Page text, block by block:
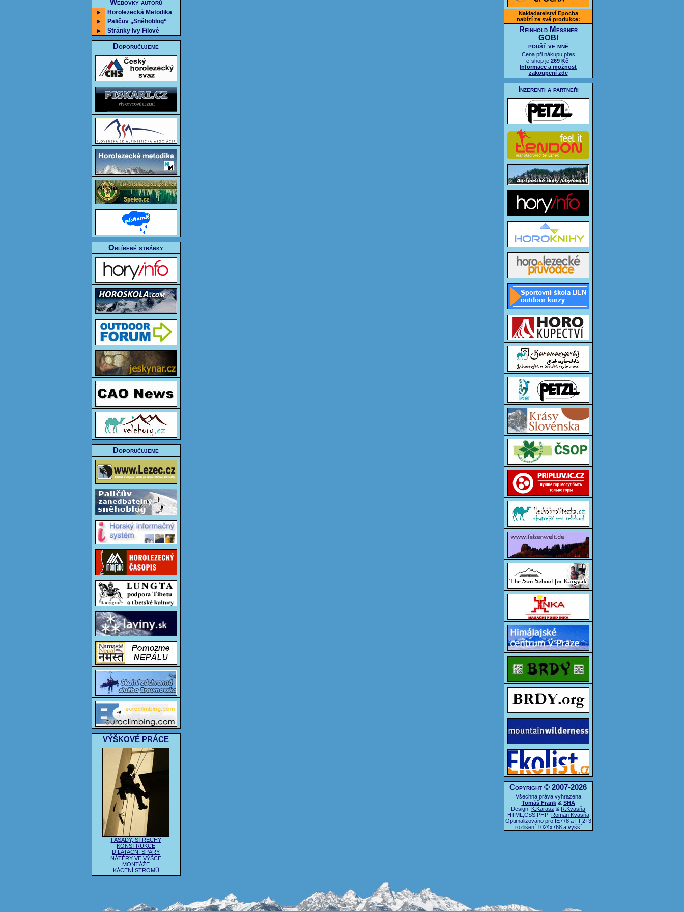
Webovky autorů
Horolezecká Metodika
Paličův „Sněhoblog“
Stránky Ivy Filové
Doporučujeme
Oblíbené stránky
Doporučujeme
VÝŠKOVÉ PRÁCE
FASÁDY, STŘECHY
KONSTRUKCE
DILATAČNÍ SPÁRY
NÁTĚRY VE VÝŠCE
MONTÁŽE
KÁCENÍ STROMŮ
Nakladatelství Epocha
nabízí ze své produkce:
Reinhold Messner
GOBI
poušť ve mně
Cena při nákupu přes
e-shop je 269 Kč
Informace a možnost
zakoupení zde
Inzerenti a partneři
Copyright © 2007-2026
Všechna práva vyhrazena
Tomáš Frank& SHA
Design: K.Karasz & R.Kvasňa
HTML,CSS,PHP: Roman Kvasňa
Optimalizováno pro IE7+8 a FF2+3
rozlišení 1024x768 a vyšší